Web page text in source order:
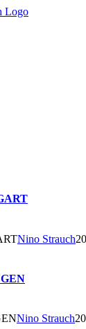
Nino Strauch
Nino Strauch